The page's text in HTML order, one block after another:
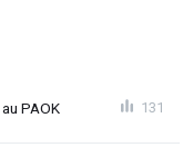
PAOK 131